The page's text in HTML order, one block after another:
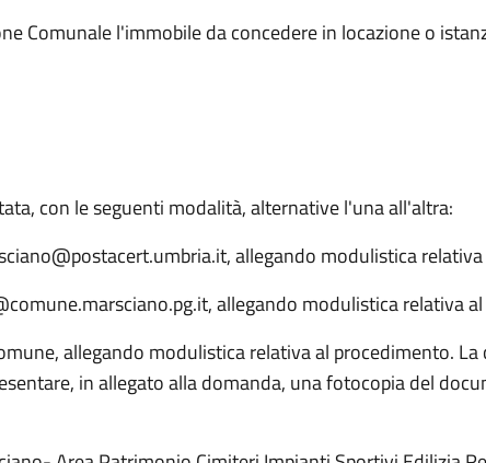
Comunale l'immobile da concedere in locazione o
con le seguenti modalità, alternative l'una all'altra:
allegando modulistica
allegando modulistica relativa
allegando modulistica relativa al procedimento.
in allegato alla domanda, una fotocopia del